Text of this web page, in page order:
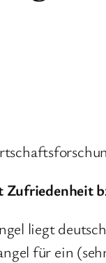
liegt
für ein